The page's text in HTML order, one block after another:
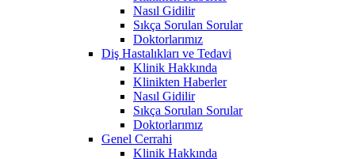
Nasıl Gidilir
Sıkça Sorulan Sorular
Doktorlarımız
Diş Hastalıkları ve Tedavi
Klinik Hakkında
Klinikten Haberler
Nasıl Gidilir
Sıkça Sorulan Sorular
Doktorlarımız
Genel Cerrahi
Klinik Hakkında